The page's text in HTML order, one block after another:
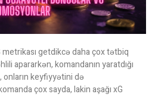
getdikcə daha çox tətbiq
apararkən, komandanın yaratdığı
onların keyfiyyətini də
çox sayda, lakin aşağı xG